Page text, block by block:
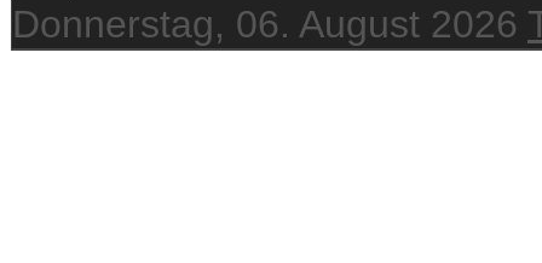
Donnerstag, 06. August 2026